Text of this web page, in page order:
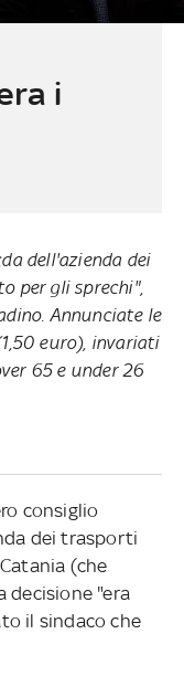
i
dell'azienda dei
per gli sprechi",
Annunciate le
euro), invariati
65 e under 26
consiglio
dei trasporti
(che
decisione "era
il sindaco che